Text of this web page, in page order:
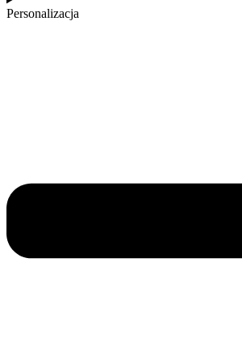
Personalizacja